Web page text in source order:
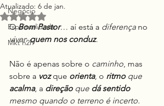
Negócio
Espiritualidade
Mkt h2h
Atualizado: 6 de jan.
Avaliado com NaN de 5 estrelas.
O Bom Pastor… aí está a diferença no
viver: quem nos conduz.
Não é apenas sobre o caminho, mas
sobre a voz que orienta, o ritmo que
acalma, a direção que dá sentido
mesmo quando o terreno é incerto.